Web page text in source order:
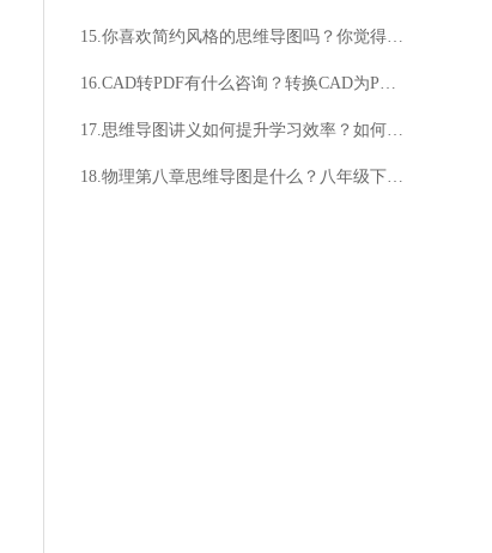
15.你喜欢简约风格的思维导图吗？你觉得简约风格的思维导图样式好看吗？
16.CAD转PDF有什么咨询？转换CAD为PDF有问题吗？
17.思维导图讲义如何提升学习效率？如何利用思维导图讲义提高创造力？
18.物理第八章思维导图是什么？八年级下册物理第八章思维导图有什么内容？